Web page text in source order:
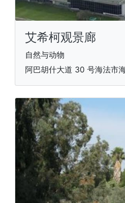
艾希柯观景廊
自然与动物
阿巴胡什大道 30 号海法市